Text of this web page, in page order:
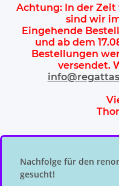
Achtung: In der Zeit
sind wir
Eingehende
und ab dem
Bestellungen
versendet.
Nachfolge für den
gesucht!